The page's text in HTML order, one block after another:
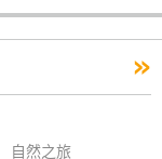
»
自然之旅